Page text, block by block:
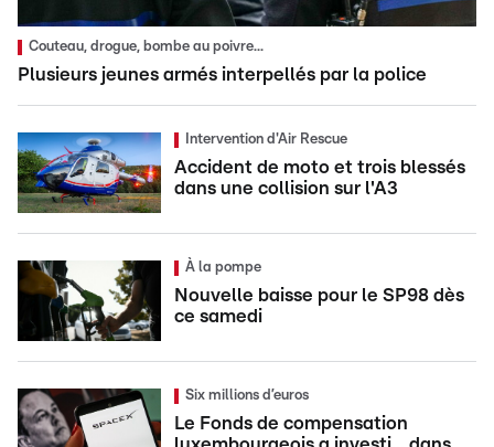
Couteau, drogue, bombe au poivre...
Plusieurs jeunes armés interpellés par la police
Intervention d'Air Rescue
Accident de moto et trois blessés
dans une collision sur l'A3
À la pompe
Nouvelle baisse pour le SP98 dès
ce samedi
Six millions d’euros
Le Fonds de compensation